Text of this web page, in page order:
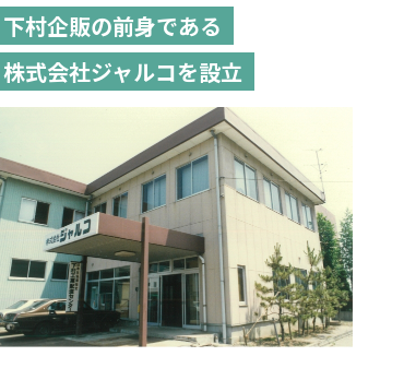
下村企販の前身である
株式会社ジャルコを設立